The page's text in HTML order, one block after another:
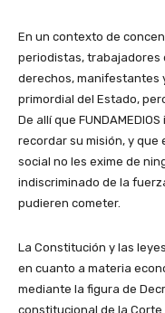
En un contexto de
periodistas, trabajadores
derechos, manifestantes
primordial del Estado,
De allí que
recordar su misión, y que
social no les exime de
indiscriminado de la
pudieren cometer.
La Constitución y las
en cuanto a materia
mediante la figura de
constitucional de la Corte